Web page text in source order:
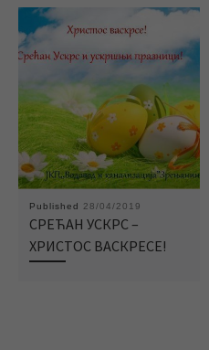
Published 28/04/2019
СРЕЋАН УСКРС –
ХРИСТОС ВАСКРЕСЕ!